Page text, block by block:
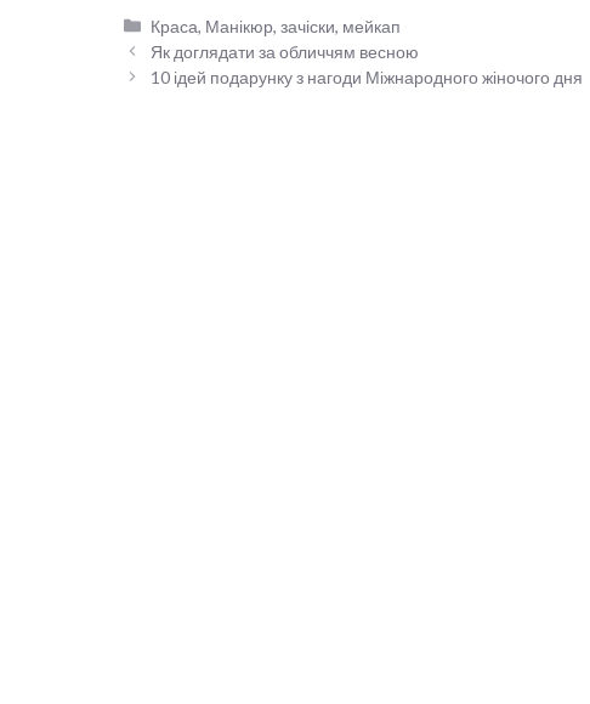
Категорії
Краса, Манікюр, зачіски, мейкап
Як доглядати за обличчям весною
10 ідей подарунку з нагоди Міжнародного жіночого дня